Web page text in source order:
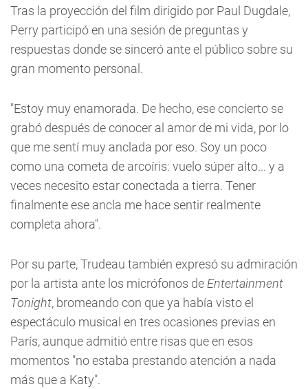
Tras la proyección del film dirigido por Paul Dugdale,
Perry participó en una sesión de preguntas y
respuestas donde se sinceró ante el público sobre su
gran momento personal.
"Estoy muy enamorada. De hecho, ese concierto se
grabó después de conocer al amor de mi vida, por lo
que me sentí muy anclada por eso. Soy un poco
como una cometa de arcoíris: vuelo súper alto... y a
veces necesito estar conectada a tierra. Tener
finalmente ese ancla me hace sentir realmente
completa ahora".
Por su parte, Trudeau también expresó su admiración
por la artista ante los micrófonos de Entertainment
Tonight, bromeando con que ya había visto el
espectáculo musical en tres ocasiones previas en
París, aunque admitió entre risas que en esos
momentos "no estaba prestando atención a nada
más que a Katy".